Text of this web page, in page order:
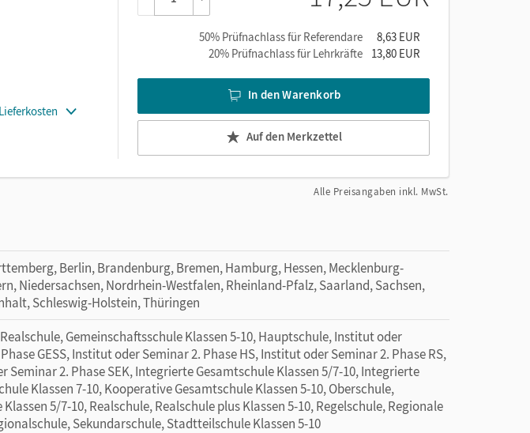
7
Niveaus mit hilfreichen Tipps
50% Prüfnachlass für Referendare
8,63 EUR
20% Prüfnachlass für Lehrkräfte
13,80 EUR
In den Warenkorb
Auf den Merkzettel
Alle Preisangaben inkl. MwSt.
Berlin, Brandenburg, Bremen, Hamburg, Hessen, Mecklenburg-
Niedersachsen, Nordrhein-Westfalen, Rheinland-Pfalz, Saarland, Sachsen,
Schleswig-Holstein, Thüringen
Gemeinschaftsschule Klassen 5-10, Hauptschule, Institut oder
GESS, Institut oder Seminar 2. Phase HS, Institut oder Seminar 2. Phase RS,
Seminar 2. Phase SEK, Integrierte Gesamtschule Klassen 5/7-10, Integrierte
Klassen 7-10, Kooperative Gesamtschule Klassen 5-10, Oberschule,
Klassen 5/7-10, Realschule, Realschule plus Klassen 5-10, Regelschule, Regionale
Sekundarschule, Stadtteilschule Klassen 5-10